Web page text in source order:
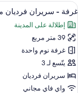
سرير
ملكي
-
منظر
للمدينة
استعراض
جميع
صور
غرفة
-
سريران
فرديان
منفصلان
5
غرفة - سريران فرديان
إطلالة على المدينة
39 متر مربع
غرفة نوم واحدة
يتّسع لـ 3
سريران فرديان
واي فاي مجاني